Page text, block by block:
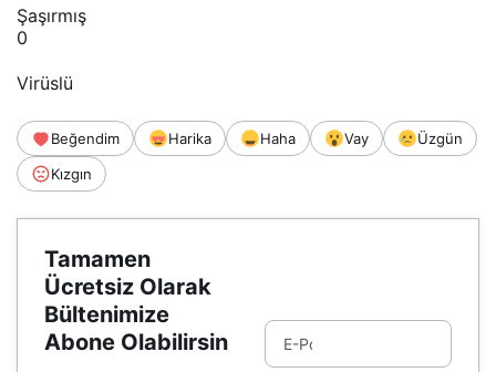
Şaşırmış
0
Virüslü
Beğendim Harika Haha Vay
Üzgün
Kızgın
Tamamen
Ücretsiz Olarak
Bültenimize
Abone Olabilirsin